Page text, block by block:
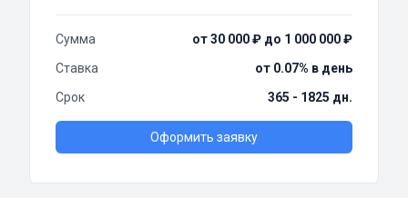
Сумма
от 30 000 ₽ до 1 000 000 ₽
Ставка
от 0.07% в день
Срок
365 - 1825 дн.
Оформить заявку